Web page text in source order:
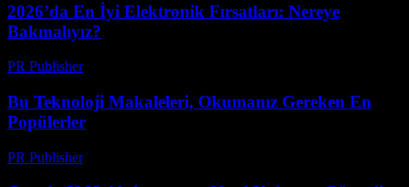
2026’da En İyi Elektronik Fırsatları: Nereye
Bakmalıyız?
PR Publisher-
Bu Teknoloji Makaleleri, Okumanız Gereken En
Popülerler
PR Publisher-